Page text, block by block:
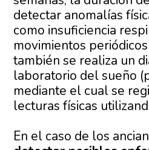
detectar anomalías
como insuficiencia
movimientos
también se realiza un
laboratorio del sueño
mediante el cual se
lecturas físicas
En el caso de los